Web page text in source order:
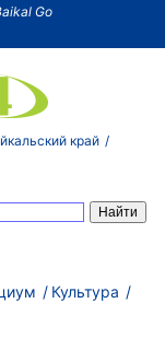
Go
край
Культура